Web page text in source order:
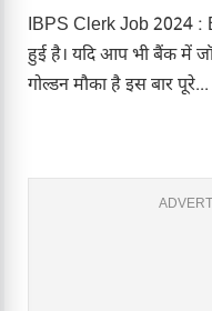
IBPS Clerk Job 2024 :
हुई है। यदि आप भी बैंक में
गोल्डन मौका है इस बार पूरे...